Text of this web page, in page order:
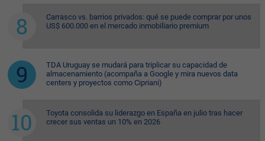
Carrasco vs. barrios privados: qué se puede comprar por unos
US$ 600.000 en el mercado inmobiliario premium
TDA Uruguay se mudará para triplicar su capacidad de
almacenamiento (acompaña a Google y mira nuevos data
centers y proyectos como Cipriani)
Toyota consolida su liderazgo en España en julio tras hacer
crecer sus ventas un 10% en 2026